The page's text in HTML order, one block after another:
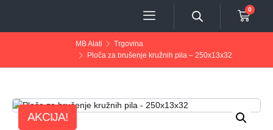
0
MB Alati
Trgovina
Ploča za brušenje kružnih pila – 250x13x32
AKCIJA!